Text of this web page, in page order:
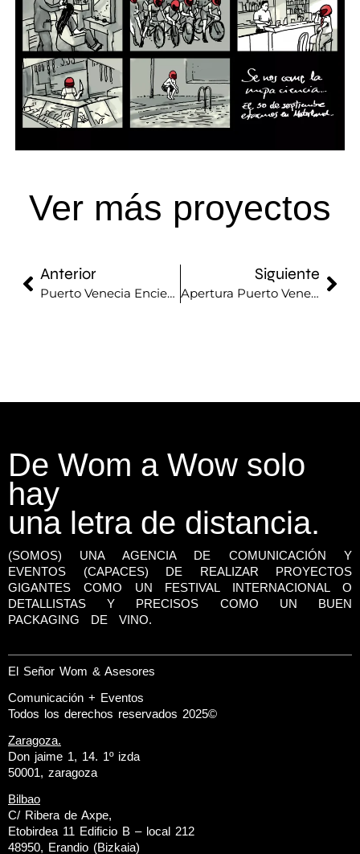
Ver más proyectos
Anterior
Puerto Venecia Enciende La Navidad
Siguiente
Apertura Puerto Venecia
De Wom a Wow solo
hay
una letra de distancia.
(SOMOS) UNA AGENCIA DE COMUNICACIÓN Y
EVENTOS (CAPACES) DE REALIZAR PROYECTOS
GIGANTES COMO UN FESTIVAL INTERNACIONAL O
DETALLISTAS Y PRECISOS COMO UN BUEN
PACKAGING DE VINO.
El Señor Wom & Asesores
Comunicación + Eventos
Todos los derechos reservados 2025©
Zaragoza.
Don jaime 1, 14. 1º izda
50001, zaragoza
Bilbao
C/ Ribera de Axpe,
Etobirdea 11 Edificio B – local 212
48950, Erandio (Bizkaia)